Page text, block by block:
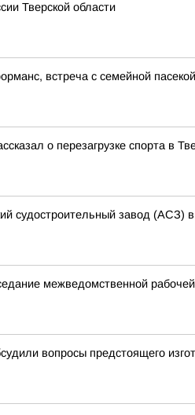
Тверской области
встреча с семейной
о перезагрузке спорта в
судостроительный завод (АСЗ)
межведомственной
вопросы предстоящего